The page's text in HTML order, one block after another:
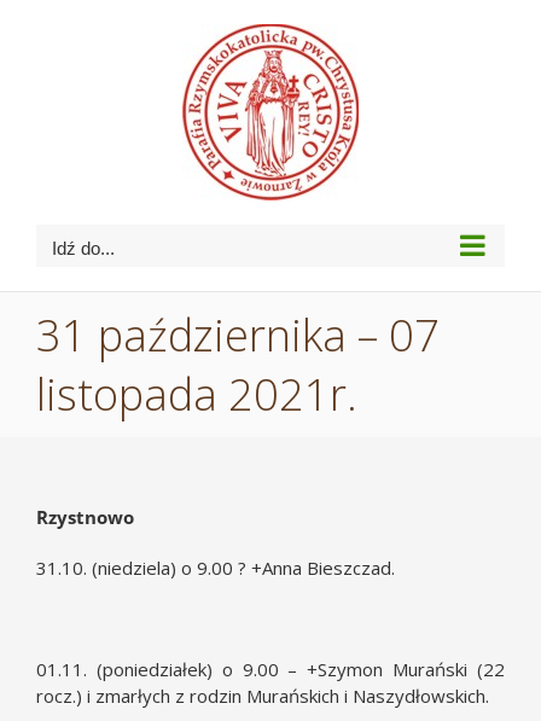
Idź do...
31 października – 07
listopada 2021r.
Rzystnowo
31.10. (niedziela) o 9.00 ? +Anna Bieszczad.
01.11. (poniedziałek) o 9.00 – +Szymon Murański (22
rocz.) i zmarłych z rodzin Murańskich i Naszydłowskich.